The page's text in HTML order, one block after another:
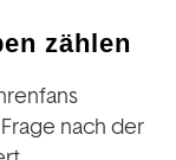
zählen
nach der